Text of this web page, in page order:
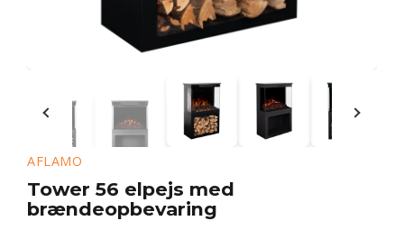
AFLAMO
Tower 56 elpejs med
brændeopbevaring